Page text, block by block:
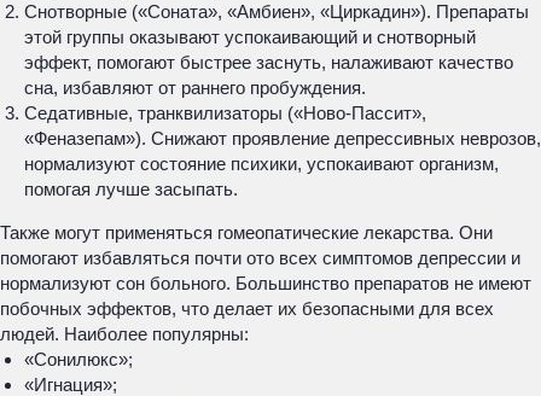
Снотворные («Соната», «Амбиен», «Циркадин»). Препараты
этой группы оказывают успокаивающий и снотворный
эффект, помогают быстрее заснуть, налаживают качество
сна, избавляют от раннего пробуждения.
Седативные, транквилизаторы («Ново-Пассит»,
«Феназепам»). Снижают проявление депрессивных неврозов,
нормализуют состояние психики, успокаивают организм,
помогая лучше засыпать.
Также могут применяться гомеопатические лекарства. Они
помогают избавляться почти ото всех симптомов депрессии и
нормализуют сон больного. Большинство препаратов не имеют
побочных эффектов, что делает их безопасными для всех
людей. Наиболее популярны:
«Сонилюкс»;
«Игнация»;